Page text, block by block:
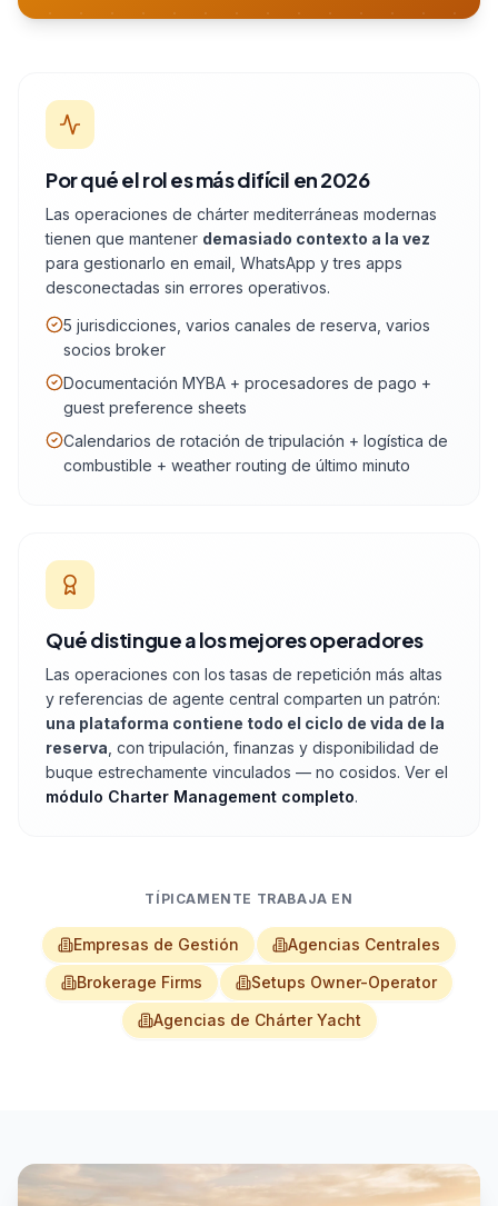
Por qué el rol es más difícil en 2026
Las operaciones de chárter mediterráneas modernas
tienen que mantener demasiado contexto a la vez
para gestionarlo en email, WhatsApp y tres apps
desconectadas sin errores operativos.
5 jurisdicciones, varios canales de reserva, varios
socios broker
Documentación MYBA + procesadores de pago +
guest preference sheets
Calendarios de rotación de tripulación + logística de
combustible + weather routing de último minuto
Qué distingue a los mejores operadores
Las operaciones con los tasas de repetición más altas
y referencias de agente central comparten un patrón:
una plataforma contiene todo el ciclo de vida de la
reserva , con tripulación, finanzas y disponibilidad de
buque estrechamente vinculados — no cosidos. Ver el
módulo Charter Management completo.
TÍPICAMENTE TRABAJA EN
Empresas de Gestión
Agencias Centrales
Brokerage Firms
Setups Owner-Operator
Agencias de Chárter Yacht